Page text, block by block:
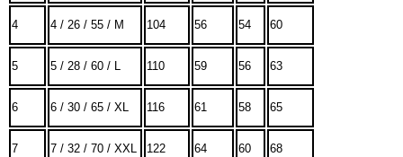
4 4 / 26 / 55 / M 104 56 54 60
5 5 / 28 / 60 / L 110 59 56 63
6 6 / 30 / 65 / XL 116 61 58 65
7 7 / 32 / 70 / XXL 122 64 60 68